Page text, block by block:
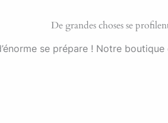
De grandes choses se
se prépare ! Notre